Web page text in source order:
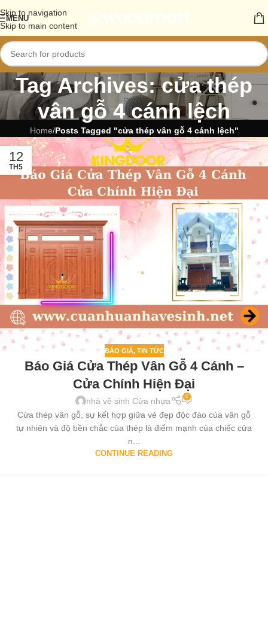
Skip to navigation
Skip to main content
MENU
Tag Archives: cửa thép
vân gỗ 4 cánh lệch
Home/Posts Tagged "cửa thép vân gỗ 4 cánh lệch"
12
TH5
BÁO GIÁ, TIN TỨC
Báo Giá Cửa Thép Vân Gỗ 4 Cánh –
Cửa Chính Hiện Đại
nhà vệ sinh Cửa nhựa 0
Cửa thép vân gỗ, sự kết hợp giữa vẻ đẹp độc đáo của vân gỗ
tự nhiên và độ bền chắc của thép là điểm mạnh của chiếc cửa
n...
CONTINUE READING